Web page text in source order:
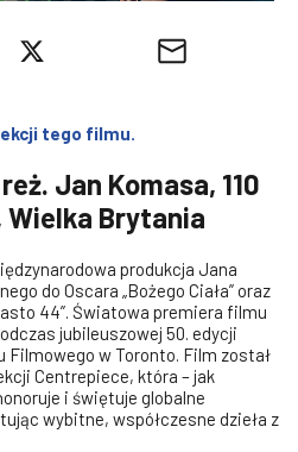
tego filmu.
Jan Komasa, 110
Wielka Brytania
produkcja Jana
do Oscara „Bożego Ciała” oraz
44”. Światowa premiera filmu
jubileuszowej 50. edycji
Filmowego w Toronto. Film został
Centrepiece, która – jak
i świętuje globalne
wybitne, współczesne dzieła z